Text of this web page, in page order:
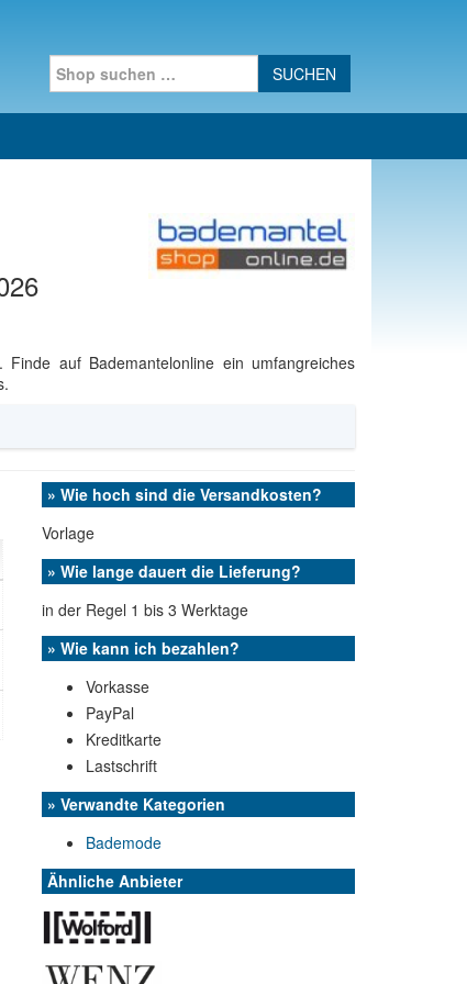
Search for:
Finde auf Bademantelonline ein umfangreiches
» Wie hoch sind die Versandkosten?
Vorlage
» Wie lange dauert die Lieferung?
in der Regel 1 bis 3 Werktage
» Wie kann ich bezahlen?
Vorkasse
PayPal
Kreditkarte
Lastschrift
» Verwandte Kategorien
Bademode
Ähnliche Anbieter